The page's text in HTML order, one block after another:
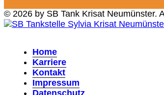
© 2026 by SB Tank Krisat Neumünster.
Home
Karriere
Kontakt
Impressum